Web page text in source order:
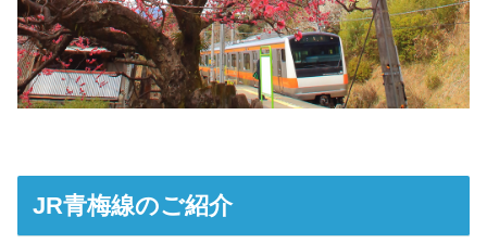
JR青梅線のご紹介